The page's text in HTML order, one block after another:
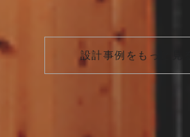
設計事例をもっと見る